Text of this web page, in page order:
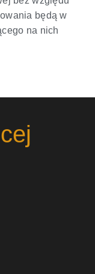
będą w
na nich